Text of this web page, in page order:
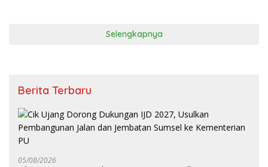
Selengkapnya
Berita Terbaru
05/08/2026